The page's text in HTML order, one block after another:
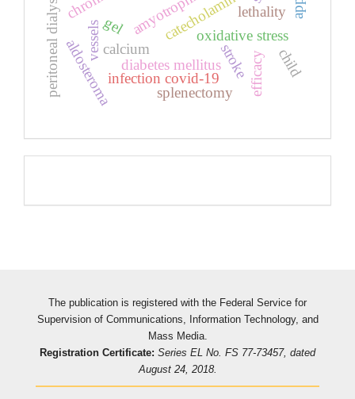
diabetes mellitus
catecholamines
calcium
oxidative stress
peritoneal dialysis infection covid-19
lethality
stroke
vessels
aldosteroma efficacy
gel
splenectomy
child
The publication is registered with the Federal Service for
Supervision of Communications, Information Technology, and
Mass Media.
Registration Certificate: Series EL No. FS 77-73457, dated
August 24, 2018.